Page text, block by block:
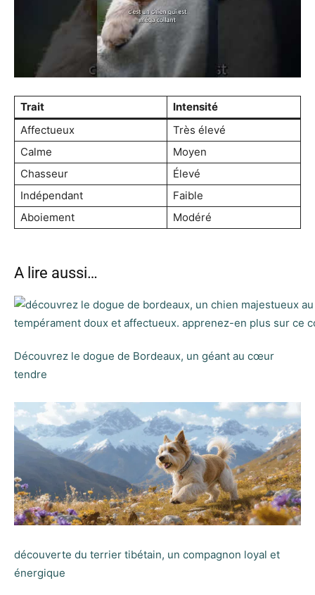
Trait
Intensité
Affectueux
Très élevé
Calme
Moyen
Chasseur
Élevé
Indépendant
Faible
Aboiement
Modéré
A lire aussi…
Découvrez le dogue de Bordeaux, un géant au cœur
tendre
découverte du terrier tibétain, un compagnon loyal et
énergique